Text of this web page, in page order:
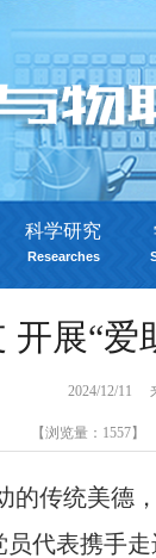
科学研究
Researches
展“
2024/12/11
【浏览量： 1557
的传统美德
代表携手